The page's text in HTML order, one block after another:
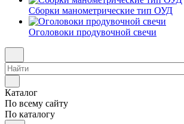
Сборки манометрические тип ОУД
Оголовоки продувочной свечи
Каталог
По всему сайту
По каталогу